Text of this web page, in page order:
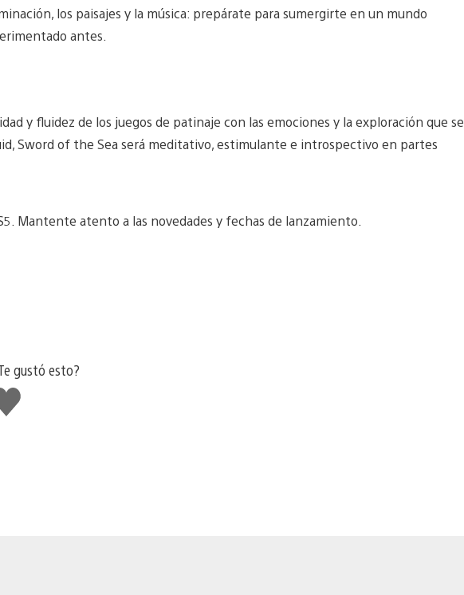
los paisajes y la música: prepárate para sumergirte en un mundo
antes.
y fluidez de los juegos de patinaje con las emociones y la exploración que se
Sword of the Sea será meditativo, estimulante e introspectivo en partes
Mantente atento a las novedades y fechas de lanzamiento.
gustó esto?